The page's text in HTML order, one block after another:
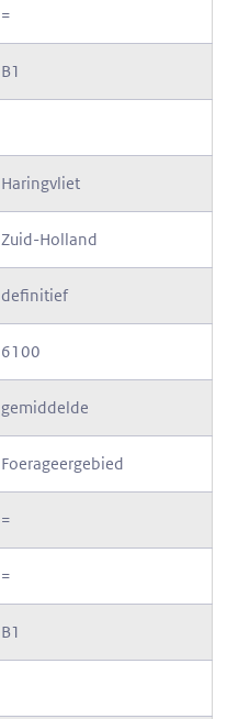
=
B1
Haringvliet
Zuid-Holland
definitief
6100
gemiddelde
Foerageergebied
=
=
B1